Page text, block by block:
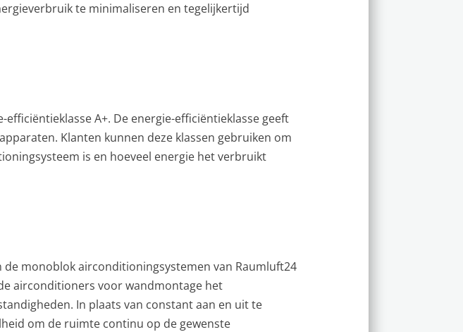
te minimaliseren en tegelijkertijd
A+. De energie-efficiëntieklasse geeft
Klanten kunnen deze klassen gebruiken om
is en hoeveel energie het verbruikt
monoblok airconditioningsystemen van Raumluft24
airconditioners voor wandmontage het
In plaats van constant aan en uit te
om de ruimte continu op de gewenste